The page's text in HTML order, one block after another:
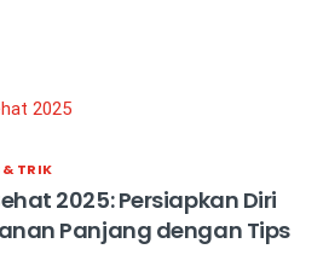
& TRIK
2025: Persiapkan Diri
Panjang dengan Tips